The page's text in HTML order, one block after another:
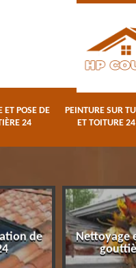
ET POSE DE
24
PEINTURE SUR
ET TOITURE 24
de
Nettoyage